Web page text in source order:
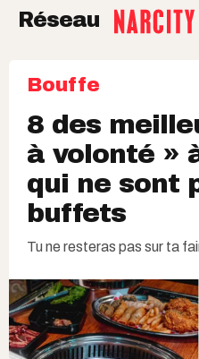
Réseau
Bouffe
8 des
à volonté »
qui ne sont
buffets
Tu ne resteras pas sur ta